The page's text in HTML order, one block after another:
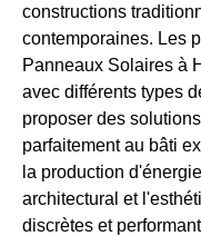
constructions
contemporaines. Les
Panneaux Solaires à
avec différents types
proposer des
parfaitement au bâti
la production
architectural et
discrètes et